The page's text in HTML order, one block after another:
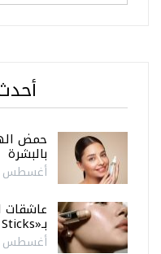
حمض
بالبشرة
أغسطس 9, 2026
عاشقات
بـ«Skin Tint Sticks»
أغسطس 9, 2026